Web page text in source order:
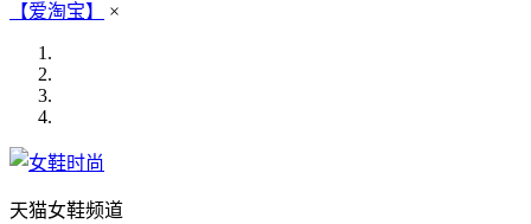
【爱淘宝】 ×
天猫女鞋频道